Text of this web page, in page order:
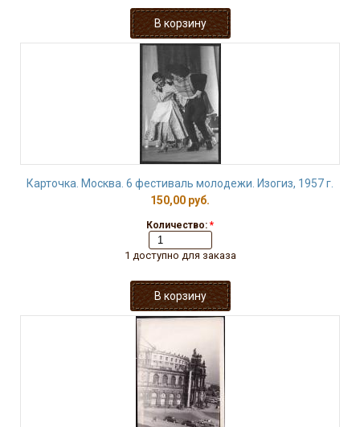
Карточка. Москва. 6 фестиваль молодежи. Изогиз, 1957 г.
150,00 руб.
Количество: *
1 доступно для заказа